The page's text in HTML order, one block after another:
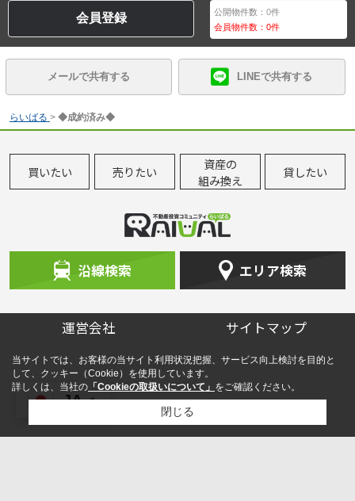
JA
会員登録 公開物件数：0件
会員物件数：0件
メールで共有する LINEで共有する
らいばる > ◆成約済み◆
買いたい 売りたい
資産の
組み換え
貸したい
沿線検索 エリア検索
運営会社 サイトマップ
当サイトでは、お客様の当サイト利用状況把握、サービス向上検討を目的と
して、クッキー（Cookie）を使用しています。
詳しくは、当社の 「Cookieの取扱いについて」 をご確認ください。
閉じる